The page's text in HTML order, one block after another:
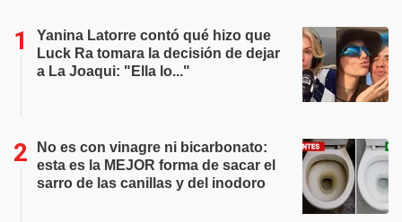
Yanina Latorre contó qué hizo que
Luck Ra tomara la decisión de dejar
a La Joaqui: "Ella lo..."
No es con vinagre ni bicarbonato:
esta es la MEJOR forma de sacar el
sarro de las canillas y del inodoro